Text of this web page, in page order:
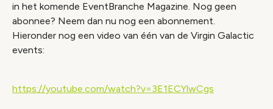
in het komende EventBranche Magazine. Nog geen
abonnee? Neem dan nu nog een abonnement.
Hieronder nog een video van één van de Virgin Galactic
events:
https://youtube.com/watch?v=3E1ECYlwCgs